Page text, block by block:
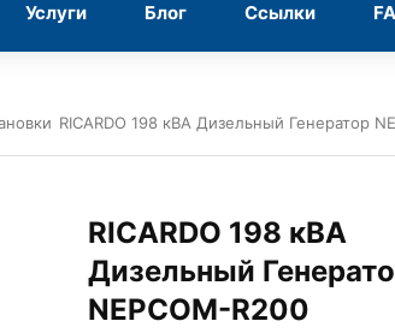
Услуги Блог Ссылки
RICARDO 198 кВА Дизельный Генератор
RICARDO 198 кВА
Дизельный
NEPCOM-R200